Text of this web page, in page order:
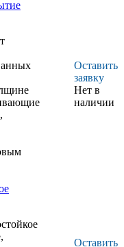
Оставить
заявку
Нет в
наличии
Оставить